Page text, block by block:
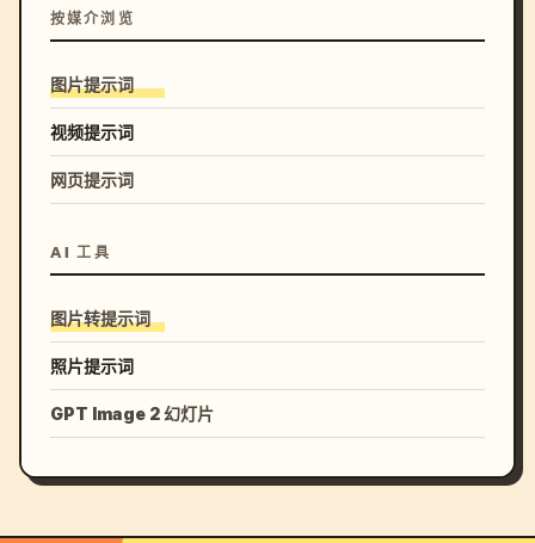
按媒介浏览
图片提示词
视频提示词
网页提示词
AI 工具
图片转提示词
照片提示词
GPT Image 2 幻灯片